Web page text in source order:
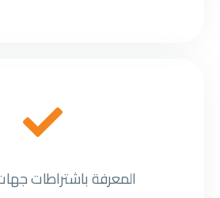
المعرفة باشتراطات